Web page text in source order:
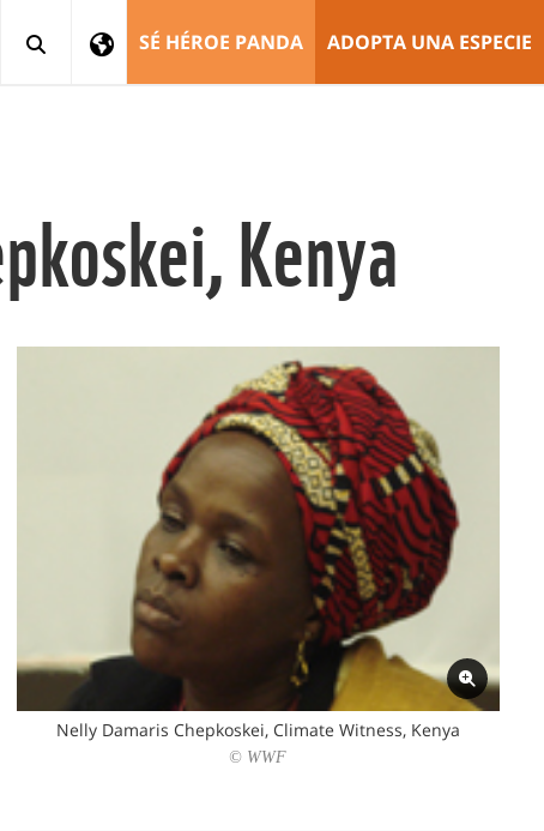
SÉ HÉROE PANDA ADOPTA UNA ESPECIE
Kenya
Nelly Damaris Chepkoskei, Climate Witness, Kenya
© WWF